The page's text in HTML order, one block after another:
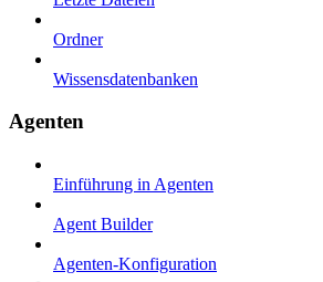
Ordner
Wissensdatenbanken
Agenten
Einführung in Agenten
Agent Builder
Agenten-Konfiguration